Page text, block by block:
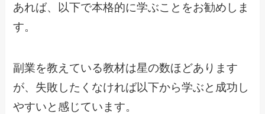
あれば、以下で本格的に学ぶことをお勧めしま
す。
副業を教えている教材は星の数ほどあります
が、失敗したくなければ以下から学ぶと成功し
やすいと感じています。